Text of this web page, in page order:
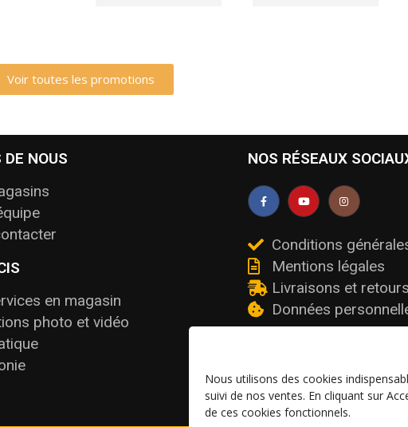
Nous utilisons des cookies
suivi de nos ventes. En cliquant sur
de ces cookies fonctionnels.
Voir toutes les promotions
DE NOUS
en magasin
photo et vidéo
NOS RÉSEAUX
Conditions
Mentions légales
Livraisons et retours
Données